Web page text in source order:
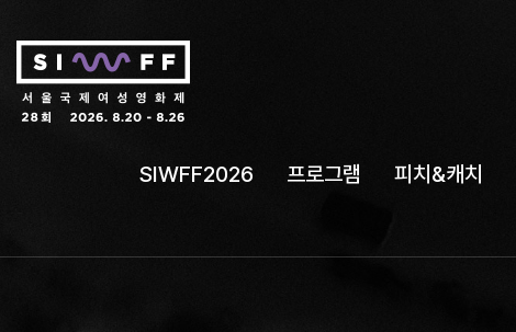
SIWFF2026 프로그램 피치&캐치